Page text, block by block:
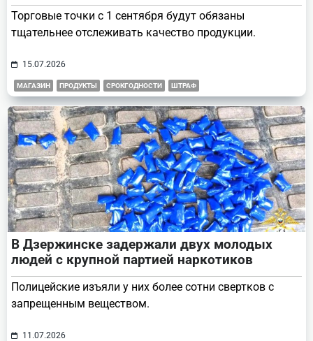
Торговые точки с 1 сентября будут обязаны
тщательнее отслеживать качество продукции.
15.07.2026
МАГАЗИН ПРОДУКТЫ СРОКГОДНОСТИ ШТРАФ
В Дзержинске задержали двух молодых
людей с крупной партией наркотиков
Полицейские изъяли у них более сотни свертков с
запрещенным веществом.
11.07.2026